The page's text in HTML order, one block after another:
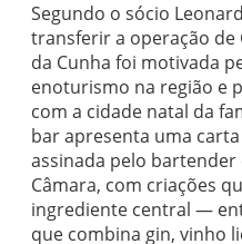
Segundo o sócio
transferir a operação de
da Cunha foi motivada
enoturismo na região e
com a cidade natal da
bar apresenta uma
assinada pelo bartender
Câmara, com criações
ingrediente central —
que combina gin, vinho